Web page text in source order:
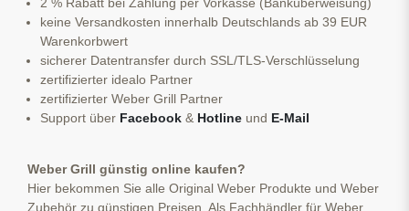
keine Versandkosten innerhalb Deutschlands ab 39 EUR
Warenkorbwert
sicherer Datentransfer durch SSL/TLS-Verschlüsselung
zertifizierter idealo Partner
zertifizierter Weber Grill Partner
Support über Facebook & Hotline und E-Mail
Weber Grill günstig online kaufen?
Hier bekommen Sie alle Original Weber Produkte und Weber
Zubehör zu günstigen Preisen. Als Fachhändler für Weber